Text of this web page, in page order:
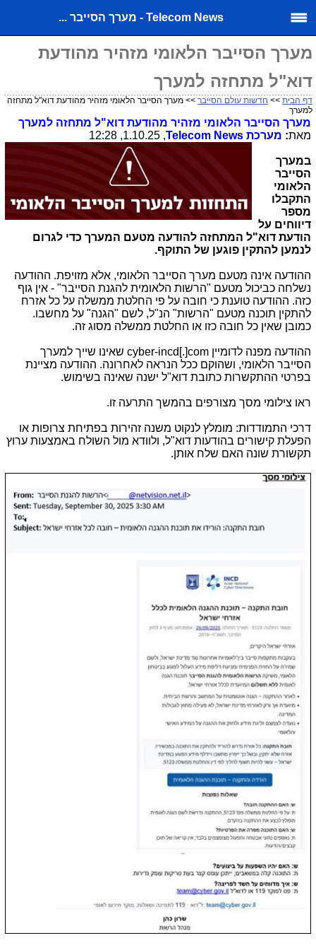
Telecom News - מערך הסייבר ...
מערך הסייבר הלאומי מזהיר מהודעת
דוא"ל מתחזה למערך
דף הבית >> חדשות עולם הסייבר >> מערך הסייבר הלאומי מזהיר מהודעת דוא"ל מתחזה
למערך
מערך הסייבר הלאומי מזהיר מהודעת דוא"ל מתחזה למערך
מאת: מערכת Telecom News
, 1.10.25, 12:28
במערך
הסייבר
הלאומי
התקבלו
מספר
דיווחים על
הודעת דוא"ל המתחזה להודעה מטעם המערך כדי לגרום
לנמען להתקין פוגען של התוקף.
ההודעה אינה מטעם מערך הסייבר הלאומי, אלא מזויפת. ההודעה
נשלחה כביכול מטעם "הרשות הלאומית להגנת הסייבר" - אין גוף
כזה. ההודעה טוענת כי חובה על פי החלטת ממשלה על כל אזרח
להתקין תוכנה מטעם "הרשות" הנ"ל, לשם "הגנה" על מחשבו.
כמובן שאין כל חובה כזו או החלטת ממשלה מסוג זה.
ההודעה מפנה לדומיין cyber-incd[.]com שאינו שייך למערך
הסייבר הלאומי, ושהוקם ככל הנראה לאחרונה. ההודעה מציינת
בפרטי ההתקשרות כתובת דוא"ל ישנה שאינה בשימוש.
ראו צילומי מסך מצורפים בהמשך התרעה זו.
דרכי התמודדות: מומלץ לנקוט משנה זהירות בפתיחת צרופות או
הפעלת קישורים בהודעות דוא"ל, ולוודא מול השולח באמצעות ערוץ
תקשורת שונה האם שלח אותן.